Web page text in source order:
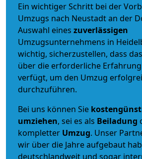
Ein wichtiger Schritt bei der
Umzugs nach Neustadt an der
Auswahl eines zuverlässigen
Umzugsunternehmens in
wichtig, sicherzustellen, dass
über die erforderliche
verfügt, um den Umzug
durchzuführen.
Bei uns können Sie
umziehen, sei es als Beiladung
kompletter Umzug. Unser
wir über die Jahre aufgebaut
deutschlandweit und sogar